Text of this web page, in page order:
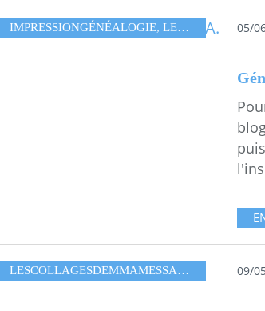
IMPRESSIONGÉNÉALOGIE, LESCOLLAGESDEMMAMESSANA 05/
LESCOLLAGESDEMMAMESSANA MA 09/